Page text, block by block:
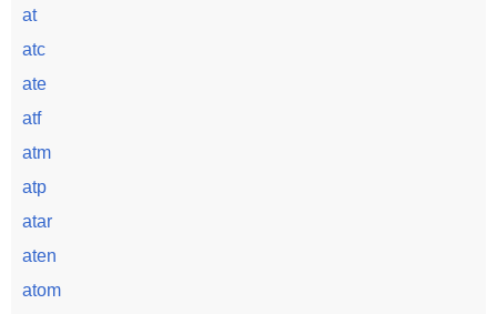
at
atc
ate
atf
atm
atp
atar
aten
atom